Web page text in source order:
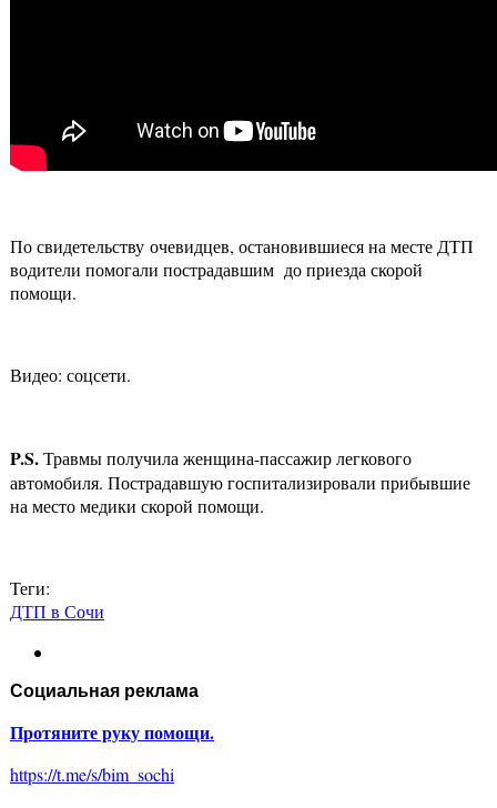
По свидетельству очевидцев, остановившиеся на месте ДТП
водители помогали пострадавшим до приезда скорой
помощи.
Видео: соцсети.
P.S.Травмы получила женщина-пассажир легкового
автомобиля. Пострадавшую госпитализировали прибывшие
на место медики скорой помощи.
Теги:
ДТП в Сочи
Социальная реклама
Протяните руку помощи.
https://t.me/s/bim_sochi